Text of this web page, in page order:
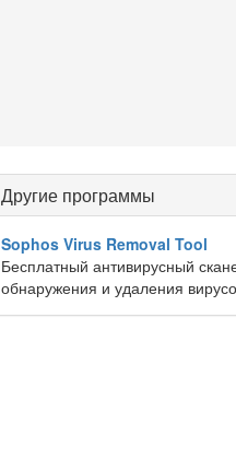
Другие программы
Sophos Virus Removal Tool
Бесплатный антивирусный
обнаружения и удаления